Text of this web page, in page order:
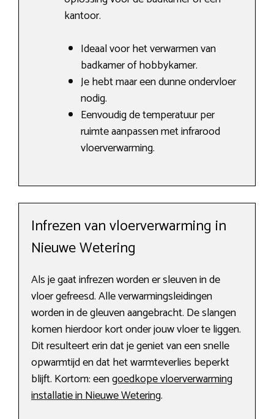
kantoor.
Ideaal voor het verwarmen van
badkamer of hobbykamer.
Je hebt maar een dunne ondervloer
nodig.
Eenvoudig de temperatuur per
ruimte aanpassen met infrarood
vloerverwarming.
Infrezen van vloerverwarming in
Nieuwe Wetering
Als je gaat infrezen worden er sleuven in de
vloer gefreesd. Alle verwarmingsleidingen
worden in de gleuven aangebracht. De slangen
komen hierdoor kort onder jouw vloer te liggen.
Dit resulteert erin dat je geniet van een snelle
opwarmtijd en dat het warmteverlies beperkt
blijft. Kortom: eengoedkope vloerverwarming
installatie in Nieuwe Wetering.